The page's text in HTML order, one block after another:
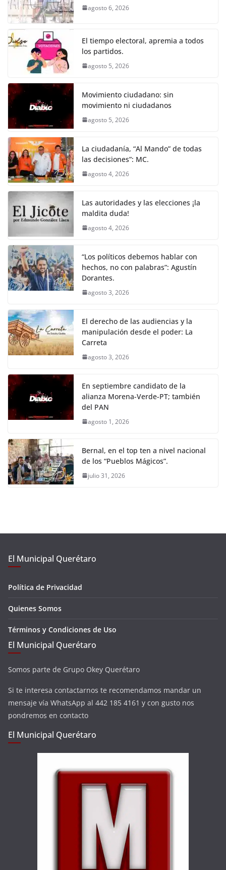
b
o
o
k
A
p
n
er
agosto 6, 2026
El tiempo electoral, apremia a todos
los partidos.
agosto 5, 2026
Movimiento ciudadano: sin
movimiento ni ciudadanos
agosto 5, 2026
La ciudadanía, “Al Mando” de todas
las decisiones”: MC.
agosto 4, 2026
Las autoridades y las elecciones ¡la
maldita duda!
agosto 4, 2026
“Los políticos debemos hablar con
hechos, no con palabras”: Agustín
Dorantes.
agosto 3, 2026
El derecho de las audiencias y la
manipulación desde el poder: La
Carreta
agosto 3, 2026
En septiembre candidato de la
alianza Morena-Verde-PT; también
del PAN
agosto 1, 2026
Bernal, en el top ten a nivel nacional
de los “Pueblos Mágicos”.
julio 31, 2026
El Municipal Querétaro
Política de Privacidad
Quienes Somos
Términos y Condiciones de Uso
El Municipal Querétaro
Somos parte de Grupo Okey Querétaro
Si te interesa contactarnos te recomendamos mandar un
mensaje vía WhatsApp al 442 185 4161 y con gusto nos
pondremos en contacto
El Municipal Querétaro